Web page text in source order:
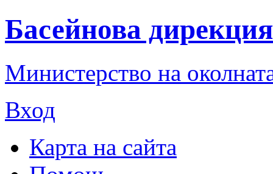
Басейнова
Министерство на
Вход
Карта на сайта